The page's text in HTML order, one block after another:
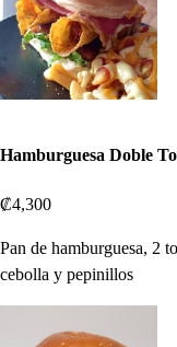
Hamburguesa Doble
₡4,300
Pan de hamburguesa, 2
cebolla y pepinillos